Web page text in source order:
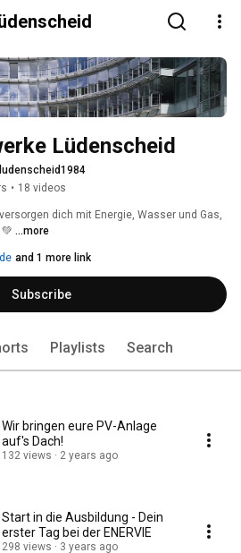
Lüdenscheid
• 18 videos
dich mit Energie, Wasser und Gas,
...more
and 1 more link
Subscribe
Playlists Search
Wir bringen eure PV-Anlage
auf's Dach!
132 views 2 years ago
Start in die Ausbildung - Dein
erster Tag bei der ENERVIE
298 views 3 years ago